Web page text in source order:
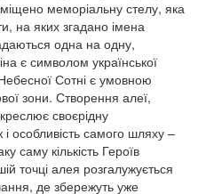
меморіальну стелу, яка
на яких згадано імена
одна на одну,
є символом української
Сотні є умовною
зони. Створення алеї,
своєрідну
особливість самого шляху –
саму кількість Героїв
точці алея розгалужується
де збережуть уже